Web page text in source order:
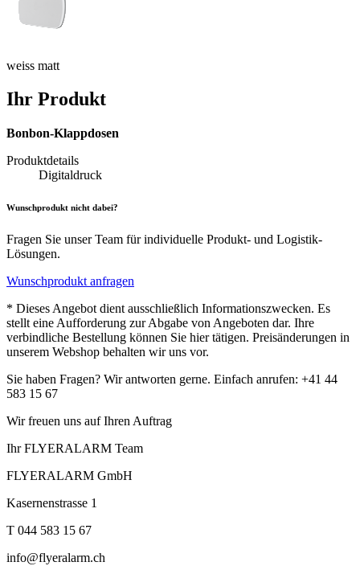
weiss matt
Ihr Produkt
Bonbon-Klappdosen
Produktdetails
Digitaldruck
Wunschprodukt nicht dabei?
Fragen Sie unser Team für individuelle Produkt- und Logistik-
Lösungen.
Wunschprodukt anfragen
* Dieses Angebot dient ausschließlich Informationszwecken. Es
stellt eine Aufforderung zur Abgabe von Angeboten dar. Ihre
verbindliche Bestellung können Sie hier tätigen. Preisänderungen in
unserem Webshop behalten wir uns vor.
Sie haben Fragen? Wir antworten gerne. Einfach anrufen: +41 44
583 15 67
Wir freuen uns auf Ihren Auftrag
Ihr FLYERALARM Team
FLYERALARM GmbH
Kasernenstrasse 1
T 044 583 15 67
info@flyeralarm.ch